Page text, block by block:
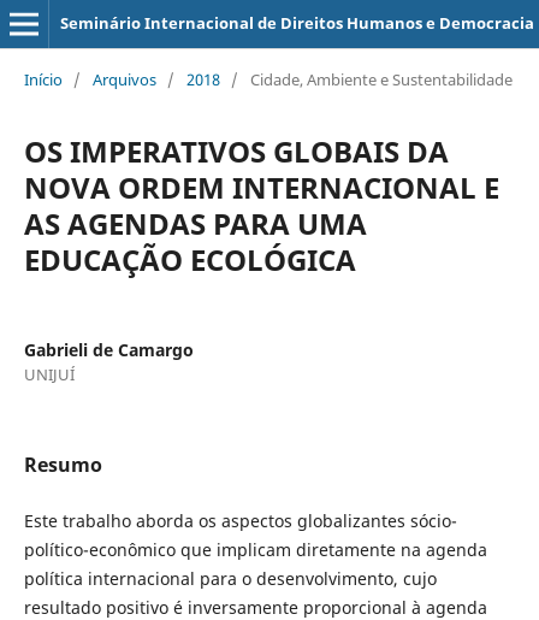
Seminário Internacional de Direitos Humanos e Democracia
Início / Arquivos / 2018 / Cidade, Ambiente e Sustentabilidade
OS IMPERATIVOS GLOBAIS DA
NOVA ORDEM INTERNACIONAL E
AS AGENDAS PARA UMA
EDUCAÇÃO ECOLÓGICA
Gabrieli de Camargo
UNIJUÍ
Resumo
Este trabalho aborda os aspectos globalizantes sócio-
político-econômico que implicam diretamente na agenda
política internacional para o desenvolvimento, cujo
resultado positivo é inversamente proporcional à agenda